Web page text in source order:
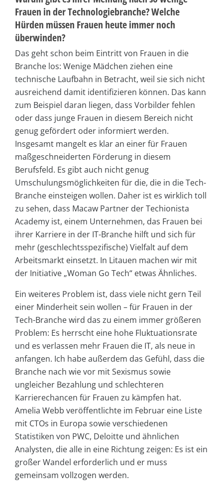
Frauen in der Technologiebranche? Welche
Hürden müssen Frauen heute immer noch
überwinden?
Das geht schon beim Eintritt von Frauen in die
Branche los: Wenige Mädchen ziehen eine
technische Laufbahn in Betracht, weil sie sich nicht
ausreichend damit identifizieren können. Das kann
zum Beispiel daran liegen, dass Vorbilder fehlen
oder dass junge Frauen in diesem Bereich nicht
genug gefördert oder informiert werden.
Insgesamt mangelt es klar an einer für Frauen
maßgeschneiderten Förderung in diesem
Berufsfeld. Es gibt auch nicht genug
Umschulungsmöglichkeiten für die, die in die Tech-
Branche einsteigen wollen. Daher ist es wirklich toll
zu sehen, dass Macaw Partner der Techionista
Academy ist, einem Unternehmen, das Frauen bei
ihrer Karriere in der IT-Branche hilft und sich für
mehr (geschlechtsspezifische) Vielfalt auf dem
Arbeitsmarkt einsetzt. In Litauen machen wir mit
der Initiative „Woman Go Tech“ etwas Ähnliches.
Ein weiteres Problem ist, dass viele nicht gern Teil
einer Minderheit sein wollen – für Frauen in der
Tech-Branche wird das zu einem immer größeren
Problem: Es herrscht eine hohe Fluktuationsrate
und es verlassen mehr Frauen die IT, als neue in
anfangen. Ich habe außerdem das Gefühl, dass die
Branche nach wie vor mit Sexismus sowie
ungleicher Bezahlung und schlechteren
Karrierechancen für Frauen zu kämpfen hat.
Amelia Webb veröffentlichte im Februar eine Liste
mit CTOs in Europa sowie verschiedenen
Statistiken von PWC, Deloitte und ähnlichen
Analysten, die alle in eine Richtung zeigen: Es ist ein
großer Wandel erforderlich und er muss
gemeinsam vollzogen werden.